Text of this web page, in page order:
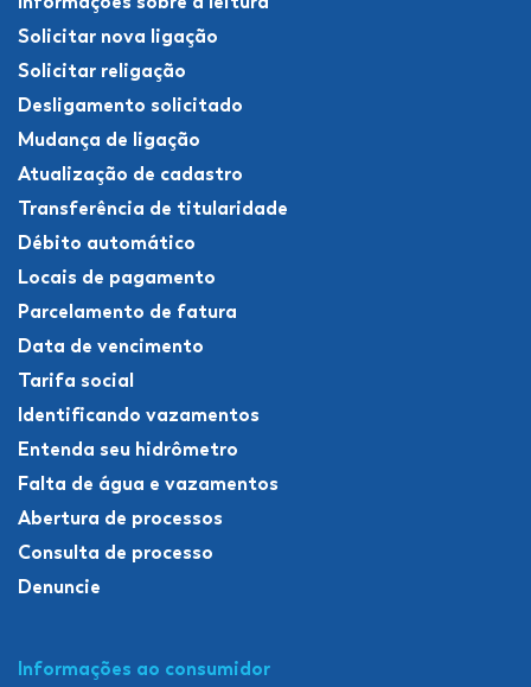
Solicitar nova ligação
Solicitar religação
Desligamento solicitado
Mudança de ligação
Atualização de cadastro
Transferência de titularidade
Débito automático
Locais de pagamento
Parcelamento de fatura
Data de vencimento
Tarifa social
Identificando vazamentos
Entenda seu hidrômetro
Falta de água e vazamentos
Abertura de processos
Consulta de processo
Denuncie
Informações ao consumidor